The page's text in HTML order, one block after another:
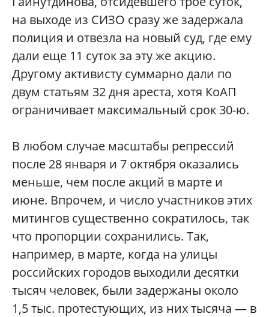
на выходе из СИЗО сразу же задержала
полиция и отвезла на новый суд, где ему
дали еще 11 суток за эту же акцию.
Другому активисту суммарно дали по
двум статьям 32 дня ареста, хотя КоАП
ограничивает максимальный срок 30-ю.
В любом случае масштабы репрессий
после 28 января и 7 октября оказались
меньше, чем после акций в марте и
июне. Впрочем, и число участников этих
митингов существенно сократилось, так
что пропорции сохранились. Так,
например, в марте, когда на улицы
российских городов выходили десятки
тысяч человек, были задержаны около
1,5 тыс. протестующих, из них тысяча — в